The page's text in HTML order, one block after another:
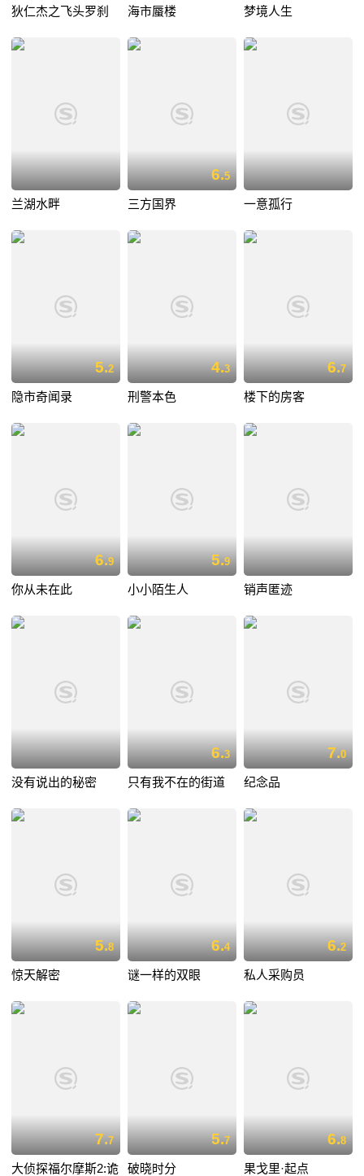
狄仁杰之飞头罗刹 海市蜃楼 梦境人生
兰湖水畔
6.5
三方国界 一意孤行
5.2
隐市奇闻录
4.3
刑警本色
6.7
楼下的房客
6.9
你从未在此
5.9
小小陌生人 销声匿迹
没有说出的秘密
6.3
只有我不在的街道
7.0
纪念品
5.8
惊天解密
6.4
谜一样的双眼
6.2
私人采购员
7.7
大侦探福尔摩斯2:诡
5.7
破晓时分
6.8
果戈里·起点